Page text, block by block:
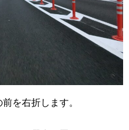
を右折します。